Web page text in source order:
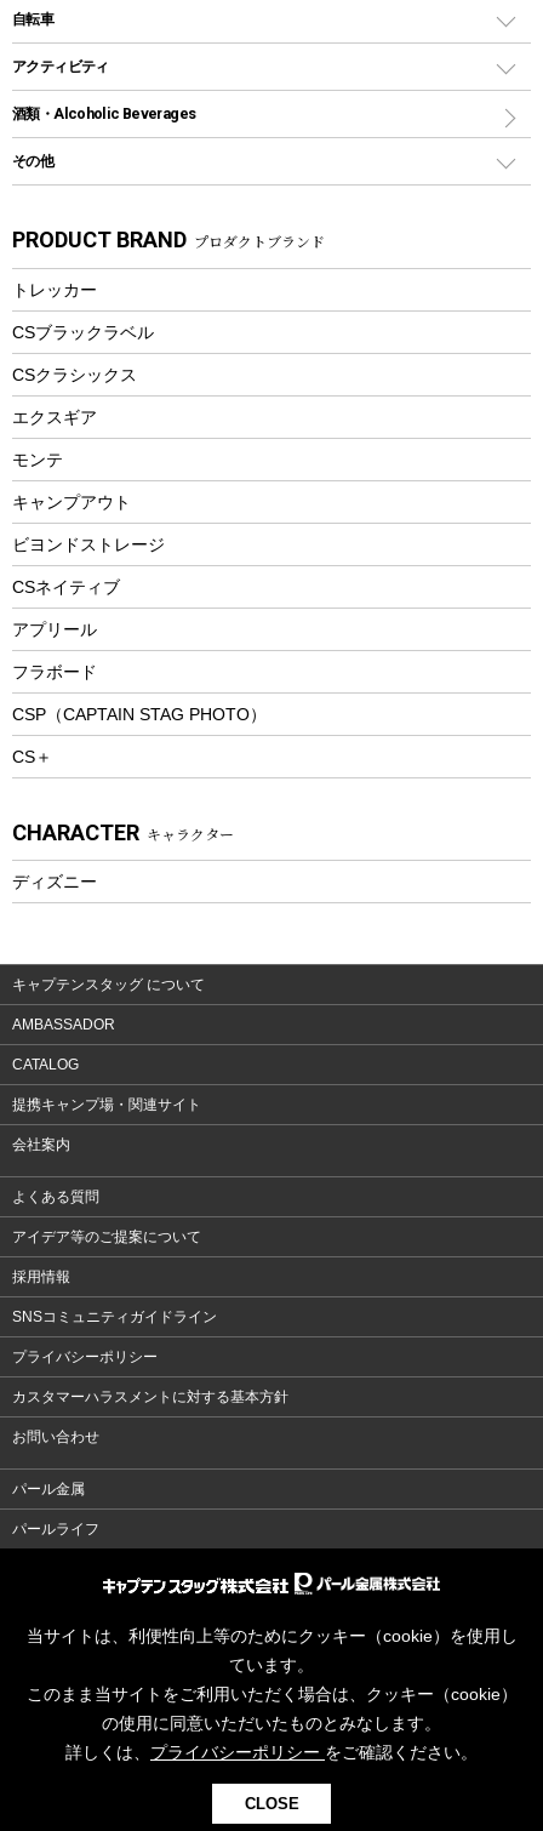
グランドシート
ガイドロープ
ツール
焚き火台&ストーブ
火起こし
バーベキューツール
クッキングツール
ナイフ
カトラリー
マグカップ、カップ
ステンレスボトル
フードボトル
トレー
ランチョンマット
ランチボックス
ディズニーボトル
保冷剤
リュック、バックパック
トートバッグ、サコッシュ
ショッピングキャリー
その他アウトドア雑貨
スプレー関係
ツール、他
インフレータブル
カヤック
パドル
ヘルメット
エアーポンプ
アクセサリー
自転車
折りたたみ自転車
スポーツサイクル
シティサイクル
自転車ウェア
アクティビティ
マリン
ラッシュガード
パラソル
フローティングベスト
ヘルメット
エアーポンプ
ビーチテント
ウィンター
スノーシュー
防寒ウェア
トレッキング
トレッキングアクセサリー
プレイグッズ
ウェルネス
ウェア、タオル
ウェア
酒類・Alcoholic Beverages
その他
湯たんぽ
防災用品
PRODUCT BRAND プロダクトブランド
トレッカー
CSブラックラベル
CSクラシックス
エクスギア
モンテ
キャンプアウト
ビヨンドストレージ
CSネイティブ
アプリール
フラボード
CSP（CAPTAIN STAG PHOTO）
CS＋
CHARACTER キャラクター
ディズニー
キャプテンスタッグ について
AMBASSADOR
CATALOG
提携キャンプ場・関連サイト
会社案内
よくある質問
アイデア等のご提案について
採用情報
SNSコミュニティガイドライン
プライバシーポリシー
カスタマーハラスメントに対する基本方針
お問い合わせ
パール金属
パールライフ
当サイトは、利便性向上等のためにクッキー（cookie）を使用し
ています。
このまま当サイトをご利用いただく場合は、クッキー（cookie）
の使用に同意いただいたものとみなします。
詳しくは、 プライバシーポリシー をご確認ください。
CLOSE